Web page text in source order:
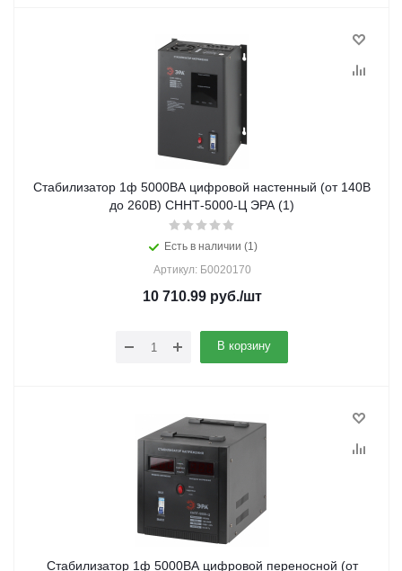
Стабилизатор 1ф 5000ВА цифровой настенный (от 140В
до 260В) СННТ-5000-Ц ЭРА (1)
Есть в наличии (1)
Артикул: Б0020170
10 710.99руб./шт
В корзину
Стабилизатор 1ф 5000ВА цифровой переносной (от